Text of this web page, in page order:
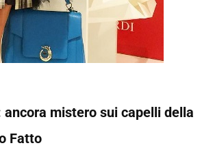
mistero sui capelli della
Fatto